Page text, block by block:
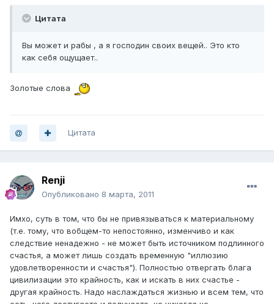
Цитата
Вы может и рабы , а я господин своих вещей.. Это кто
как себя ощущает..
Золотые слова
Цитата
Renji
Опубликовано 8 марта, 2011
Имхо, суть в том, что бы не привязываться к материальному
(т.е. тому, что вобщем-то непостоянно, изменчиво и как
следствие ненадежно - не может быть источником подлинного
счастья, а может лишь создать временную "иллюзию
удовлетворенности и счастья"). Полностью отвергать блага
цивилизации это крайность, как и искать в них счастье -
другая крайность. Надо наслаждаться жизнью и всем тем, что